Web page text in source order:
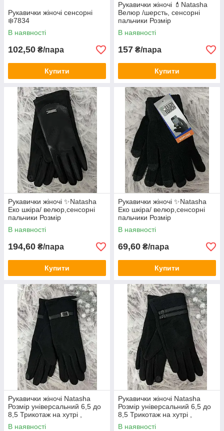
Рукавички жіночі сенсорні
❄️7834
В наявності
102,50 ₴/пара
Купити
Рукавички жіночі 💄Natasha
Велюр /шерсть, сенсорні
пальчики Розмір
універсальний від 6,5 до 8,5
В наявності
157 ₴/пара
Купити
Рукавички жіночі ✨Natasha
Еко шкіра/ велюр,сенсорні
пальчики Розмір
універсальний від 6,5 до 8,5
В наявності
194,60 ₴/пара
Купити
Рукавички жіночі ✨Natasha
Еко шкіра/ велюр,сенсорні
пальчики Розмір
універсальний від 6,5 до 8,5
В наявності
69,60 ₴/пара
Купити
Рукавички жіночі Natasha
Розмір універсальний 6,5 до
8,5 Трикотаж на хутрі ,
сенсорні )
В наявності
Рукавички жіночі Natasha
Розмір універсальний 6,5 до
8,5 Трикотаж на хутрі ,
сенсорні )
В наявності